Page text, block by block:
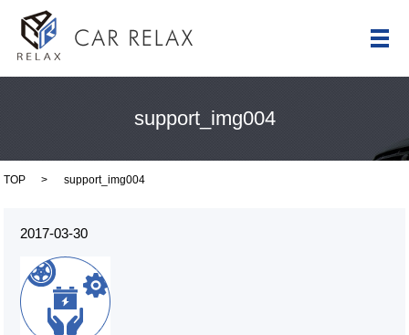
メ
support_img004
TOP support_img004
2017-03-30